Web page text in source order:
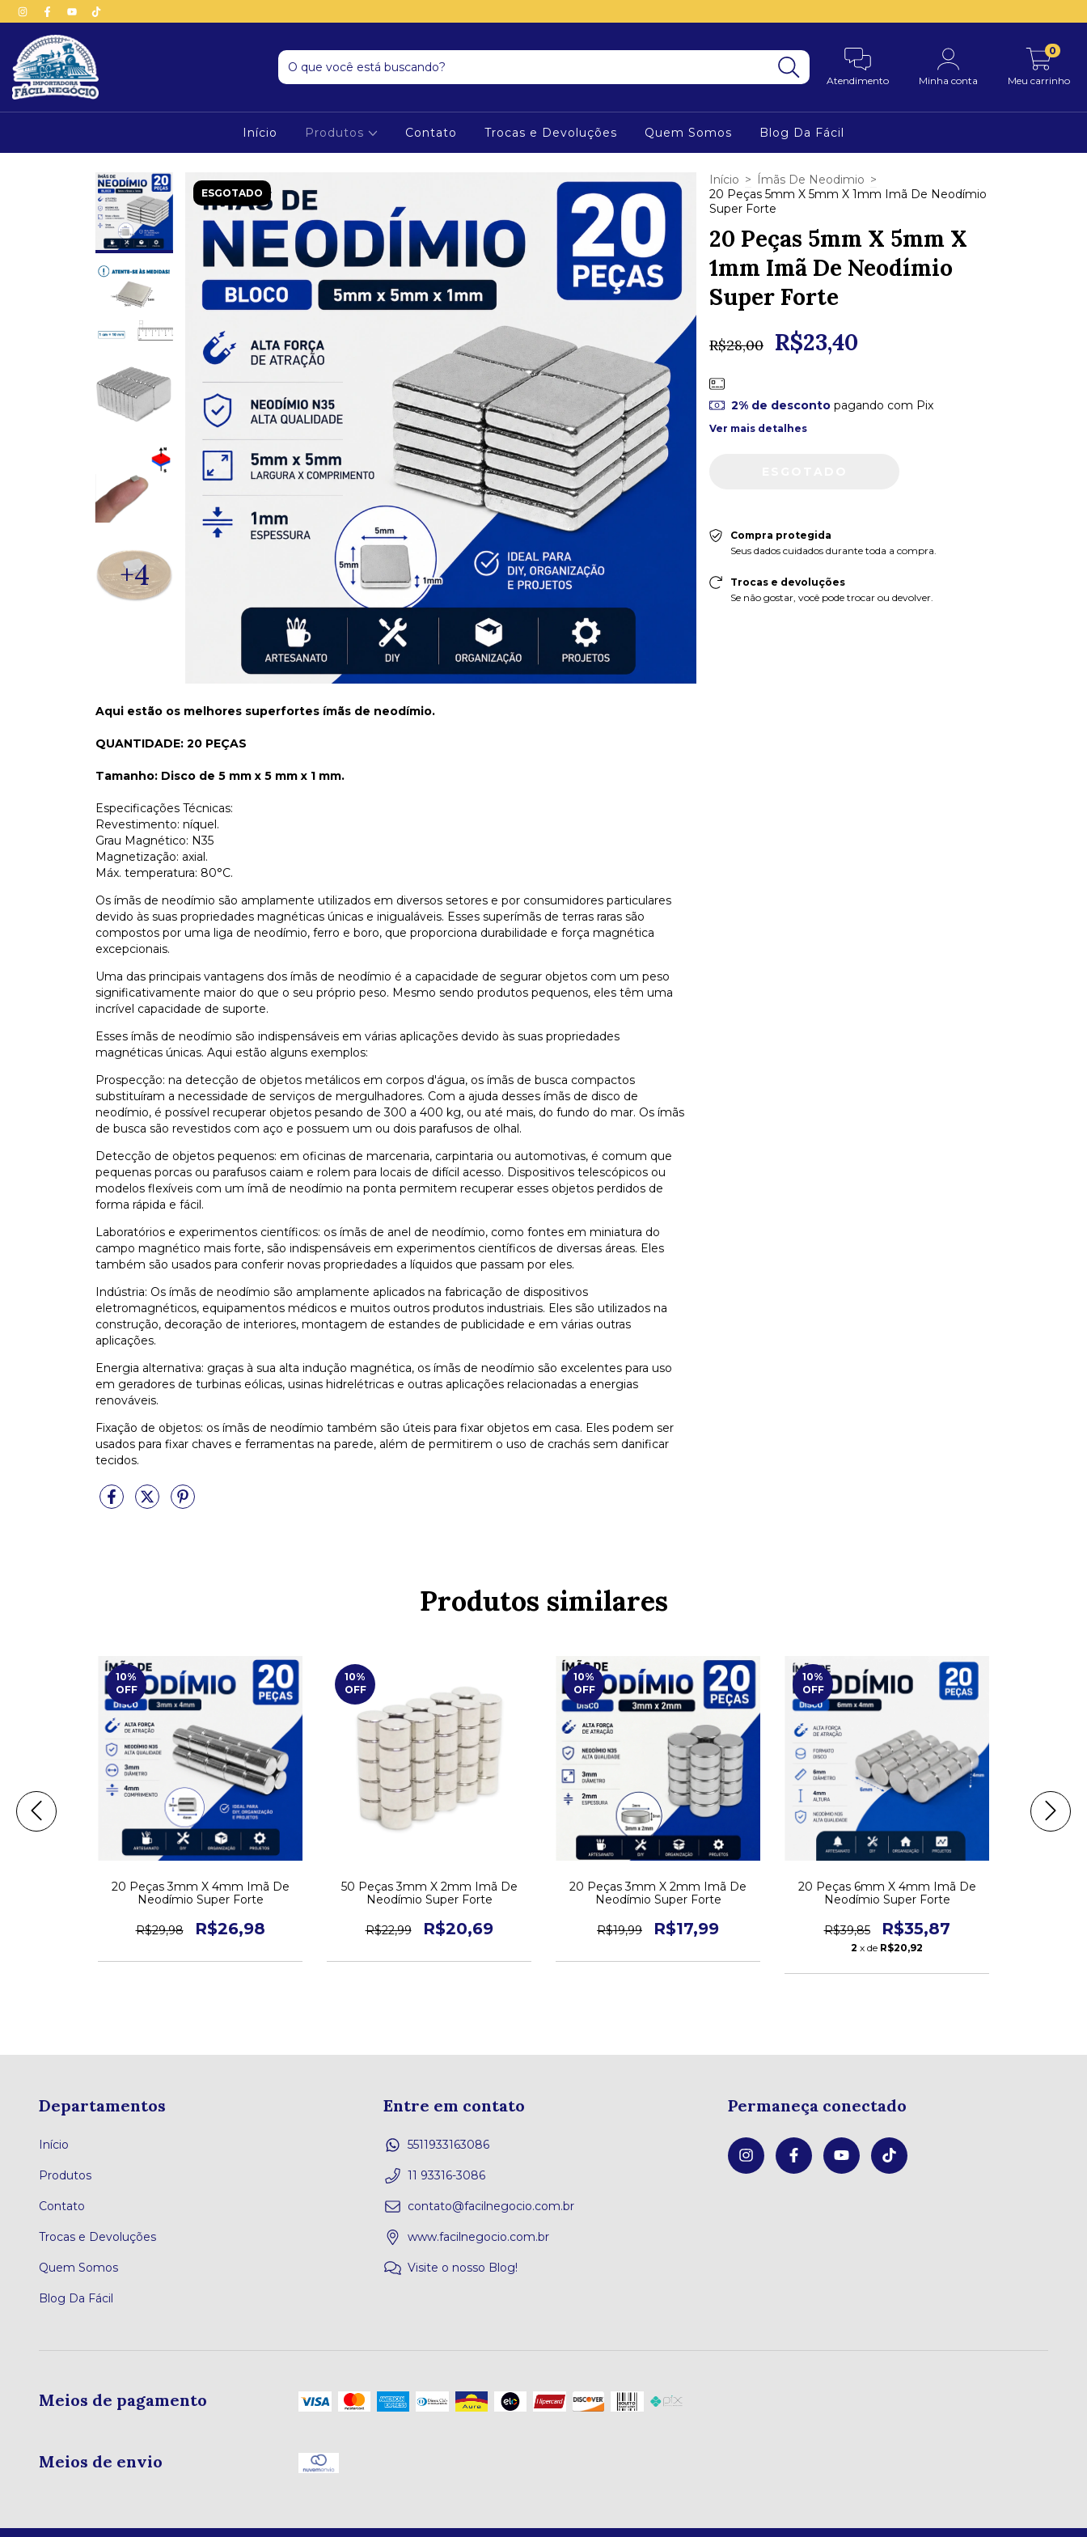
Atendimento Minha conta Meu carrinho
0
Início Produtos Contato Trocas e Devoluções Quem Somos Blog Da Fácil
+4
ESGOTADO
Aqui estão os melhores superfortes ímãs de neodímio.
QUANTIDADE: 20 PEÇAS
Tamanho: Disco de 5 mm x 5 mm x 1 mm.
Especificações Técnicas:
Revestimento: níquel.
Grau Magnético: N35
Magnetização: axial.
Máx. temperatura: 80°C.
Os ímãs de neodímio são amplamente utilizados em diversos setores e por consumidores particulares
devido às suas propriedades magnéticas únicas e inigualáveis. Esses superímãs de terras raras são
compostos por uma liga de neodímio, ferro e boro, que proporciona durabilidade e força magnética
excepcionais.
Uma das principais vantagens dos ímãs de neodímio é a capacidade de segurar objetos com um peso
significativamente maior do que o seu próprio peso. Mesmo sendo produtos pequenos, eles têm uma
incrível capacidade de suporte.
Esses ímãs de neodímio são indispensáveis em várias aplicações devido às suas propriedades
magnéticas únicas. Aqui estão alguns exemplos:
Prospecção: na detecção de objetos metálicos em corpos d'água, os ímãs de busca compactos
substituíram a necessidade de serviços de mergulhadores. Com a ajuda desses ímãs de disco de
neodímio, é possível recuperar objetos pesando de 300 a 400 kg, ou até mais, do fundo do mar. Os ímãs
de busca são revestidos com aço e possuem um ou dois parafusos de olhal.
Detecção de objetos pequenos: em oficinas de marcenaria, carpintaria ou automotivas, é comum que
pequenas porcas ou parafusos caiam e rolem para locais de difícil acesso. Dispositivos telescópicos ou
modelos flexíveis com um ímã de neodímio na ponta permitem recuperar esses objetos perdidos de
forma rápida e fácil.
Laboratórios e experimentos científicos: os ímãs de anel de neodímio, como fontes em miniatura do
campo magnético mais forte, são indispensáveis em experimentos científicos de diversas áreas. Eles
também são usados para conferir novas propriedades a líquidos que passam por eles.
Indústria: Os ímãs de neodímio são amplamente aplicados na fabricação de dispositivos
eletromagnéticos, equipamentos médicos e muitos outros produtos industriais. Eles são utilizados na
construção, decoração de interiores, montagem de estandes de publicidade e em várias outras
aplicações.
Energia alternativa: graças à sua alta indução magnética, os ímãs de neodímio são excelentes para uso
em geradores de turbinas eólicas, usinas hidrelétricas e outras aplicações relacionadas a energias
renováveis.
Fixação de objetos: os ímãs de neodímio também são úteis para fixar objetos em casa. Eles podem ser
usados para fixar chaves e ferramentas na parede, além de permitirem o uso de crachás sem danificar
tecidos.
Início > Ímãs De Neodimio >
20 Peças 5mm X 5mm X 1mm Imã De Neodímio
Super Forte
20 Peças 5mm X 5mm X
1mm Imã De Neodímio
Super Forte
R$28,00 R$23,40
2% de descontopagando com Pix
Ver mais detalhes
Compra protegida
Seus dados cuidados durante toda a compra.
Trocas e devoluções
Se não gostar, você pode trocar ou devolver.
Produtos similares
10%
OFF
20 Peças 3mm X 4mm Imã De
Neodímio Super Forte
R$29,98 R$26,98
10%
OFF
50 Peças 3mm X 2mm Imã De
Neodímio Super Forte
R$22,99 R$20,69
10%
OFF
20 Peças 3mm X 2mm Imã De
Neodímio Super Forte
R$19,99 R$17,99
10%
OFF
20 Peças 6mm X 4mm Imã De
Neodímio Super Forte
R$39,85 R$35,87
2 x de R$20,92
Departamentos
Início
Produtos
Contato
Trocas e Devoluções
Quem Somos
Blog Da Fácil
Entre em contato
5511933163086
11 93316-3086
contato@facilnegocio.com.br
www.facilnegocio.com.br
Visite o nosso Blog!
Permaneça conectado
Meios de pagamento
Meios de envio